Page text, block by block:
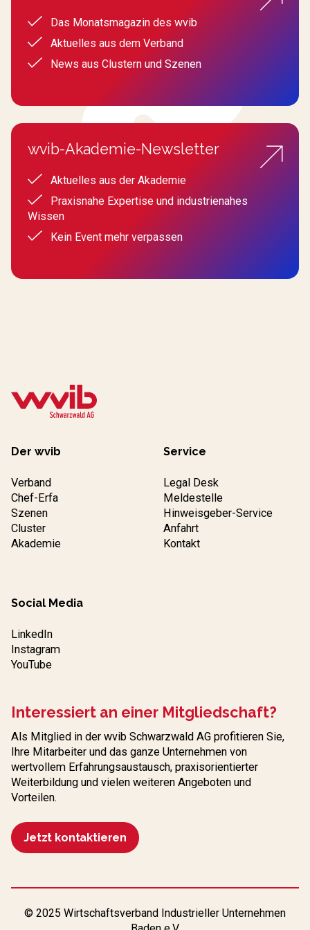
Das Monatsmagazin des wvib
Aktuelles aus dem Verband
News aus Clustern und Szenen
wvib-Akademie-Newsletter
Aktuelles aus der Akademie
Praxisnahe Expertise und industrienahes
Wissen
Kein Event mehr verpassen
Der wvib
Verband
Chef-Erfa
Szenen
Cluster
Akademie
Service
Legal Desk
Meldestelle
Hinweisgeber-Service
Anfahrt
Kontakt
Social Media
LinkedIn
Instagram
YouTube
Interessiert an einer Mitgliedschaft?
Als Mitglied in der wvib Schwarzwald AG profitieren Sie,
Ihre Mitarbeiter und das ganze Unternehmen von
wertvollem Erfahrungs­austausch, praxisorientierter
Weiterbildung und vielen weiteren Angeboten und
Vorteilen.
Jetzt kontaktieren
© 2025 Wirtschaftsverband Industrieller Unternehmen